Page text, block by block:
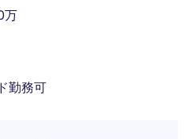
万
勤務可